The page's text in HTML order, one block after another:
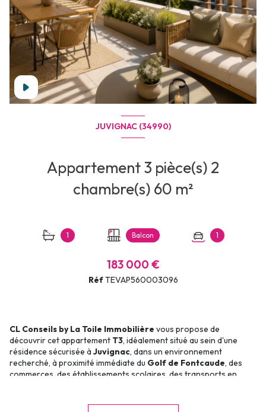
JUVIGNAC (34990)
Appartement 3 pièce(s) 2
chambre(s) 60 m²
1 Balcon 1
183 000 €
RéfTEVAP560003096
CL Conseils by La Toile Immobilière vous propose de
découvrir cet appartement T3, idéalement situé au sein d'une
résidence sécurisée àJuvignac, dans un environnement
recherché, à proximité immédiate du Golf de Fontcaude, des
commerces, des établissements scolaires, des transports en
entrée, d'un séjour lumineux, d'une cuisine indépendante, de deux